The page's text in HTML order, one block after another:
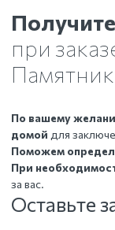
при
По вашему
домой для
Поможем
При
за вас.
Оставьте